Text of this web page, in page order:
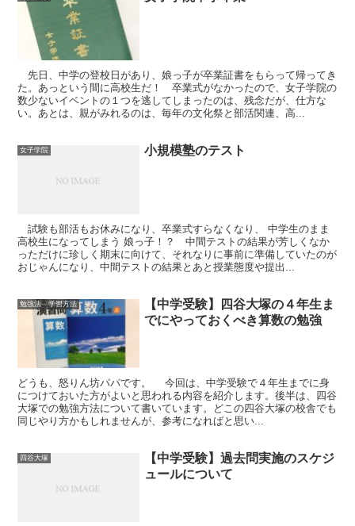
先日、中学の登校日があり、娘っ子が卒業証書をもらって帰ってき
た。あっという間に高校生だ！ 卒業式がなかったので、女子学院の
数少ないイベントの１つを逃してしまったのは、残念だが、仕方な
い。あとは、親がみれるのは、毎年の文化祭と部活関連、高...
女子学院 小規模塾のテスト
試験も部活もお休みになり、卒業式すらなくなり、 中学生のまま
高校生になってしまう 娘っ子！？ 中間テストの結果が芳しくなか
っただけに珍しく期末に向けて、それなりに事前に準備していたのが
おじゃんになり、中間テストの結果とあと授業態度や提出...
勉強法 学習方法
【中学受験】四谷大塚の４年生ま
でにやっておくべき算数の勉強
どうも、怒りん坊パパです。 今回は、中学受験で４年生までに身
につけておいた方がよいと思われる内容を紹介します。後半は、四谷
大塚での勉強方法について書いています。どこの四谷大塚の校舎でも
同じやり方かもしれませんが、参考になればと思い...
四谷大塚
【中学受験】過去問実施のスケジ
ュールについて